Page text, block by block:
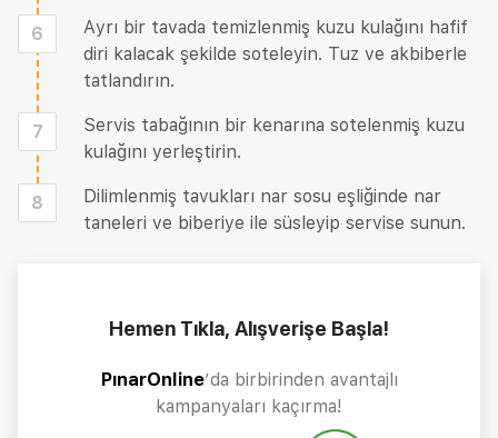
6
Ayrı bir tavada temizlenmiş kuzu kulağını hafif
diri kalacak şekilde soteleyin. Tuz ve akbiberle
tatlandırın.
7
Servis tabağının bir kenarına sotelenmiş kuzu
kulağını yerleştirin.
8
Dilimlenmiş tavukları nar sosu eşliğinde nar
taneleri ve biberiye ile süsleyip servise sunun.
Hemen Tıkla, Alışverişe Başla!
PınarOnline’da birbirinden avantajlı
kampanyaları kaçırma!